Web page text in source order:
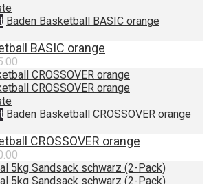
Baden Basketball BASIC orange
BASIC orange
Baden Basketball CROSSOVER orange
CROSSOVER orange